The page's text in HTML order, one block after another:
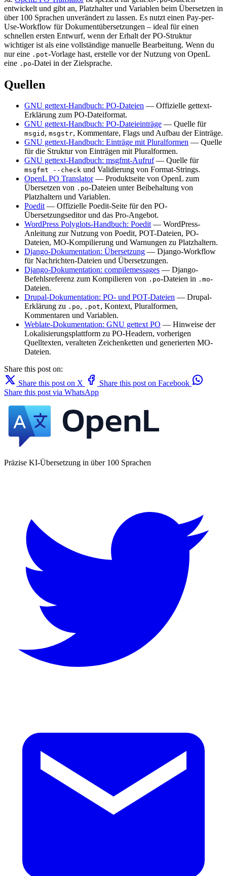
entwickelt und gibt an, Platzhalter und Variablen beim Übersetzen in
über 100 Sprachen unverändert zu lassen. Es nutzt einen Pay-per-
Use-Workflow für Dokumentübersetzungen – ideal für einen
schnellen ersten Entwurf, wenn der Erhalt der PO-Struktur
wichtiger ist als eine vollständige manuelle Bearbeitung. Wenn du
nur eine .pot-Vorlage hast, erstelle vor der Nutzung von OpenL
eine .po-Datei in der Zielsprache.
Quellen
GNU gettext-Handbuch: PO-Dateien — Offizielle gettext-
Erklärung zum PO-Dateiformat.
GNU gettext-Handbuch: PO-Dateieinträge — Quelle für
msgid , msgstr, Kommentare, Flags und Aufbau der Einträge.
GNU gettext-Handbuch: Einträge mit Pluralformen — Quelle
für die Struktur von Einträgen mit Pluralformen.
GNU gettext-Handbuch: msgfmt-Aufruf— Quelle für
msgfmt --check und Validierung von Format-Strings.
OpenL PO Translator— Produktseite von OpenL zum
Übersetzen von .po-Dateien unter Beibehaltung von
Platzhaltern und Variablen.
Poedit— Offizielle Poedit-Seite für den PO-
Übersetzungseditor und das Pro-Angebot.
WordPress Polyglots-Handbuch: Poedit— WordPress-
Anleitung zur Nutzung von Poedit, POT-Dateien, PO-
Dateien, MO-Kompilierung und Warnungen zu Platzhaltern.
Django-Dokumentation: Übersetzung — Django-Workflow
für Nachrichten-Dateien und Übersetzungen.
Django-Dokumentation: compilemessages — Django-
Befehlsreferenz zum Kompilieren von .po-Dateien in .mo-
Dateien.
Drupal-Dokumentation: PO- und POT-Dateien — Drupal-
Erklärung zu .po, .pot, Kontext, Pluralformen,
Kommentaren und Variablen.
Weblate-Dokumentation: GNU gettext PO — Hinweise der
Lokalisierungsplattform zu PO-Headern, vorherigen
Quelltexten, veralteten Zeichenketten und generierten MO-
Dateien.
Share this post on:
Share this post on X
Share this post on Facebook
Share this post via WhatsApp
Präzise KI-Übersetzung in über 100 Sprachen